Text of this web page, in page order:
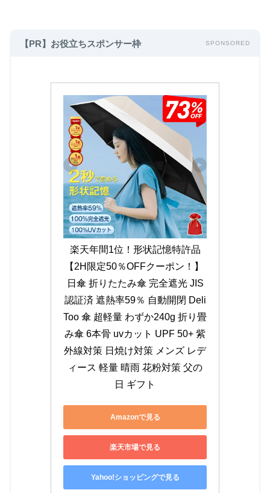
【PR】お役立ちスポンサー枠 SPONSORED
楽天年間1位！形状記憶特許品
【2H限定50％OFFクーポン！】
日傘 折りたたみ傘 完全遮光 JIS
認証済 遮熱率59％ 自動開閉 Deli
Too 傘 超軽量 わずか240g 折り畳
み傘 6本骨 uvカット UPF 50+ 紫
外線対策 日焼け対策 メンズ レデ
ィース 軽量 晴雨 花粉対策 父の
日 ギフト
Amazonで見る
楽天市場で見る
Yahoo!ショッピングで見る